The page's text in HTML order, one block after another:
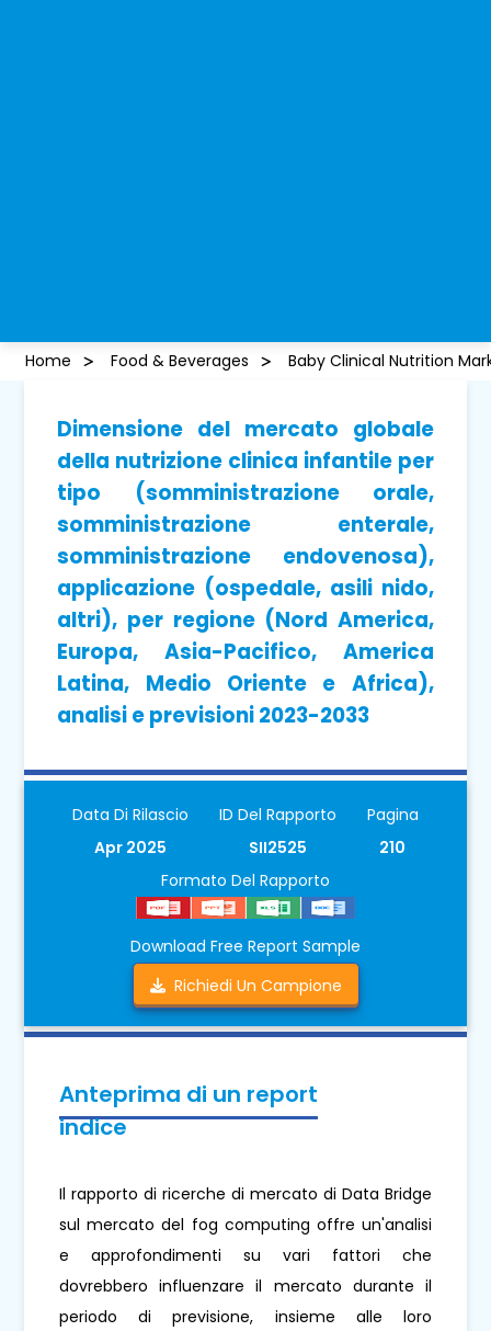
Home Food & Beverages Baby Clinical Nutrition
Dimensione del mercato globale
della nutrizione clinica infantile per
tipo (somministrazione orale,
somministrazione enterale,
somministrazione endovenosa),
applicazione (ospedale, asili nido,
altri), per regione (Nord America,
Europa, Asia-Pacifico, America
Latina, Medio Oriente e Africa),
analisi e previsioni 2023-2033
Data Di Rilascio
Apr 2025
ID Del Rapporto
SII2525
Pagina
210
Formato Del Rapporto
Download Free Report Sample
Richiedi Un Campione
Anteprima di un report
indice
Il rapporto di ricerche di mercato di Data Bridge
sul mercato del fog computing offre un'analisi
e approfondimenti su vari fattori che
dovrebbero influenzare il mercato durante il
periodo di previsione, insieme alle loro